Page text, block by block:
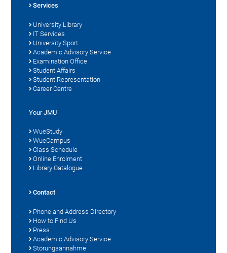
Services
University Library
IT Services
University Sport
Academic Advisory Service
Examination Office
Student Affairs
Student Representation
Career Centre
Your JMU
WueStudy
WueCampus
Class Schedule
Online Enrolment
Library Catalogue
Contact
Phone and Address Directory
How to Find Us
Press
Academic Advisory Service
Störungsannahme